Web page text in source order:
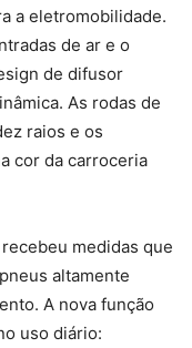
a eletromobilidade.
de ar e o
de difusor
As rodas de
raios e os
cor da carroceria
medidas que
altamente
A nova função
uso diário: